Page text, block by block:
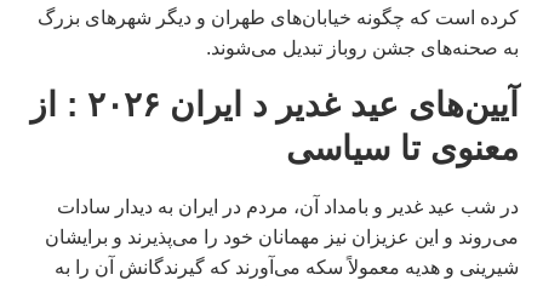
کرده است که چگونه خیابان‌های طهران و دیگر شهرهای بزرگ
به صحنه‌های جشن روباز تبدیل می‌شوند.
آیین‌های عید غدير د ايران ۲۰۲۶ : از
معنوی تا سیاسی
در شب عید غدیر و بامداد آن، مردم در ایران به دیدار سادات
می‌روند و این عزیزان نیز مهمانان خود را می‌پذیرند و برایشان
شیرینی و هدیه معمولاً سکه می‌آورند که گیرندگانش آن را به